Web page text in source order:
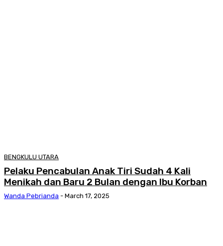
BENGKULU UTARA
Pelaku Pencabulan Anak Tiri Sudah 4 Kali
Menikah dan Baru 2 Bulan dengan Ibu Korban
Wanda Pebrianda - March 17, 2025